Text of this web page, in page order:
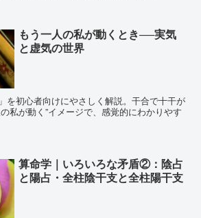
もう一人の私が動くとき──実気
と虚気の世界
を初心者向けにやさしく解説。干合で十干が
私が動く”イメージで、感覚的にわかりやす
算命学｜いろいろな矛盾②：陰占
と陽占・全柱陰干支と全柱陽干支